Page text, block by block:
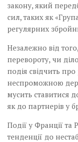
закону, який
сил, таких як
регулярних
Незалежно від
перевороту, чи
подія свідчить про
неспроможною
мусить ставитися
як до партнерів у
Події у Франції та
тенденції до